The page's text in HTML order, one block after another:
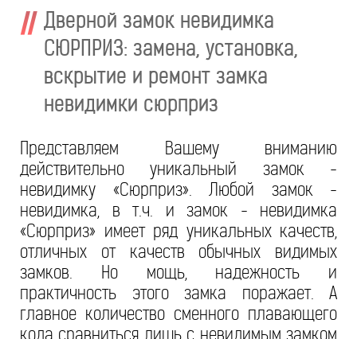
Дверной замок невидимка
СЮРПРИЗ: замена, установка,
вскрытие и ремонт замка
невидимки сюрприз
Представляем Вашему вниманию
действительно уникальный замок -
невидимку «Сюрприз». Любой замок -
невидимка, в т.ч. и замок - невидимка
«Сюрприз» имеет ряд уникальных качеств,
отличных от качеств обычных видимых
замков. Но мощь, надежность и
практичность этого замка поражает. А
главное количество сменного плавающего
кода сравниться лишь с невидимым замком